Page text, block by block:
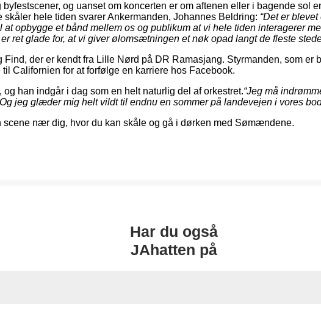
og uanset om koncerten er om aftenen eller i bagende sol
hele tiden svarer Ankermanden, Johannes Beldring: “Det er
opbygge et bånd mellem os og publikum at vi hele tiden interagerer
ret glade for, at vi giver ølomsætningen et nøk opad langt de fleste
Find, der er kendt fra Lille Nørd på DR Ramasjang. Styrmanden, som
Californien for at forfølge en karriere hos Facebook.
han indgår i dag som en helt naturlig del af orkestret.“Jeg må
jeg glæder mig helt vildt til endnu en sommer på landevejen i vores
nær dig, hvor du kan skåle og gå i dørken med Sømændene.
Har du også
JAhatten på